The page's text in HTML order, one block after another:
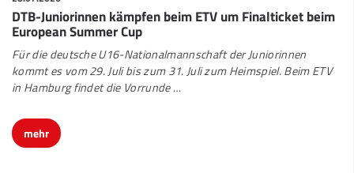
European Summer Cup
Für die deutsche U16-Nationalmannschaft der Juniorinnen
kommt es vom 29. Juli bis zum 31. Juli zum Heimspiel. Beim ETV
in Hamburg findet die Vorrunde…
mehr